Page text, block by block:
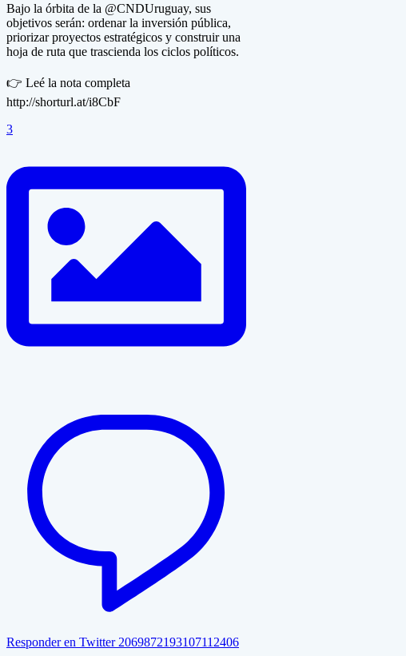
Bajo la órbita de la @CNDUruguay, sus
objetivos serán: ordenar la inversión pública,
priorizar proyectos estratégicos y construir una
hoja de ruta que trascienda los ciclos políticos.
👉 Leé la nota completa
http://shorturl.at/i8CbF
3
Responder en Twitter 2069872193107112406